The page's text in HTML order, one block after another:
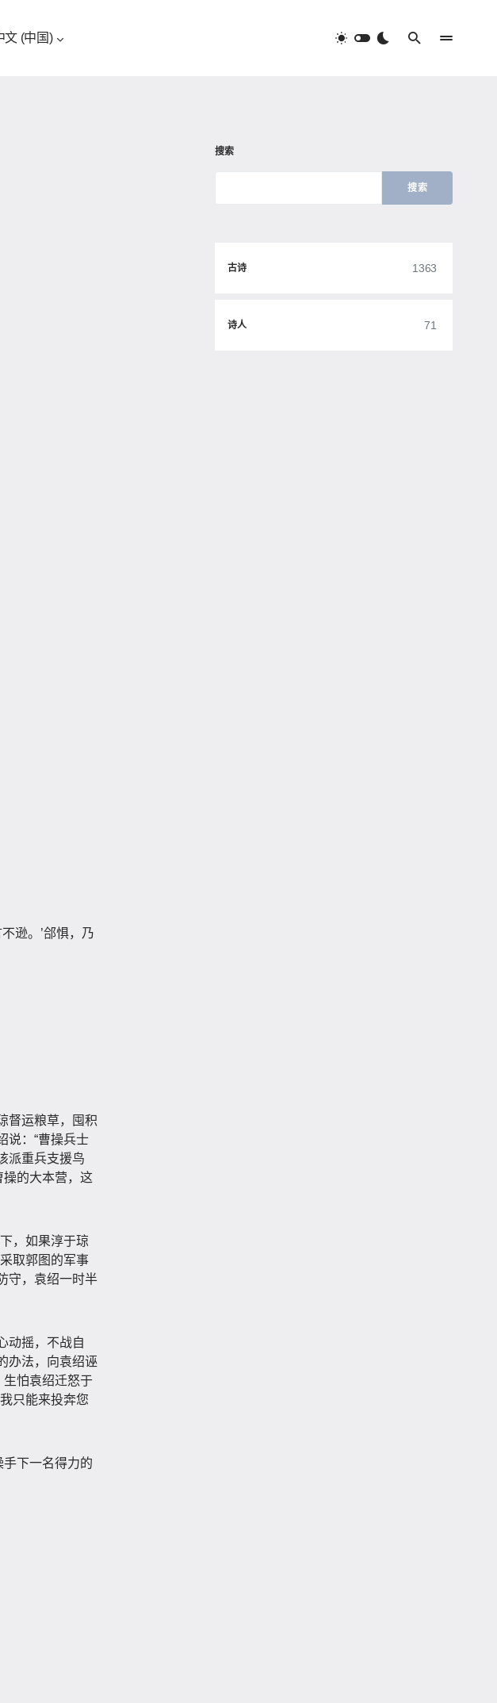
文 (中国)
逊。’郃惧，乃
督运粮草，囤积
说：“曹操兵士
派重兵支援鸟
操的大本营，这
，如果淳于琼
取郭图的军事
守，袁绍一时半
动摇，不战自
办法，向袁绍诬
生怕袁绍迁怒于
只能来投奔您
手下一名得力的
搜索
搜索
古诗 1363
诗人 71